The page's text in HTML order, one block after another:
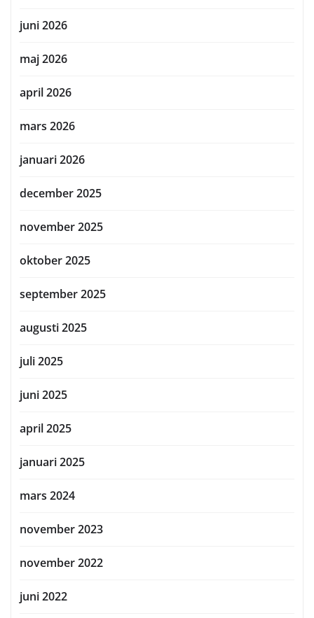
juni 2026
maj 2026
april 2026
mars 2026
januari 2026
december 2025
november 2025
oktober 2025
september 2025
augusti 2025
juli 2025
juni 2025
april 2025
januari 2025
mars 2024
november 2023
november 2022
juni 2022